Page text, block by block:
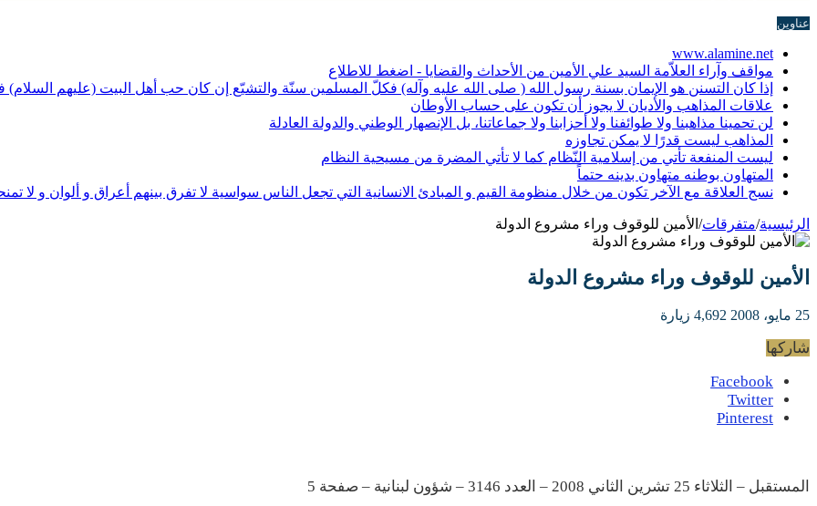
عناوين
www.alamine.net
مواقف وآراء العلاّمة السيد علي الأمين من الأحداث والقضايا - اضغط للاطلاع
إذا كان التسنن هو الإيمان بسنة رسول الله ( صلى الله عليه وآله) فكلّ المسلمين سنّة والتشيّع إن كان حب أهل البيت (عليهم
علاقات المذاهب والأديان لا يجوز أن تكون على حساب الأوطان
لن تحمينا مذاهبنا ولا طوائفنا ولا أحزابنا ولا جماعاتنا، بل الإنصهار الوطني والدولة العادلة
المذاهب ليست قدرًا لا يمكن تجاوزه
ليست المنفعة تأتي من إسلامية النّظام كما لا تأتي المضرة من مسيحية النظام
المتهاون بوطنه متهاون بدينه حتماً
نسج العلاقة مع الآخر تكون من خلال منظومة القيم و المبادئ الانسانية التي تجعل الناس سواسية لا تفرق بينهم أعراق و ألوان و لا
الرئيسية/متفرقات/ الأمين للوقوف وراء مشروع الدولة
الأمين للوقوف وراء مشروع الدولة
25 مايو، 2008 4,692 زيارة
شاركها
Facebook
Twitter
Pinterest
المستقبل – الثلاثاء 25 تشرين الثاني 2008 – العدد 3146 – شؤون لبنانية – صفحة 5